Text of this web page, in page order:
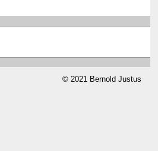
© 2021 Bernold Justus